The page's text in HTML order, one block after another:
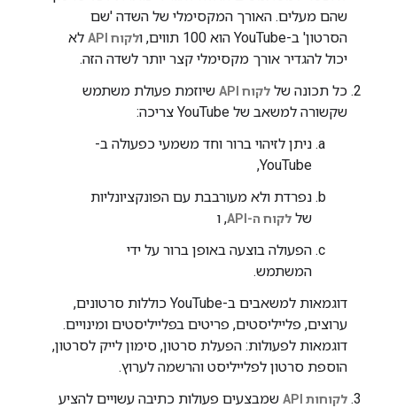
שהם מעלים. האורך המקסימלי של השדה 'שם
הסרטון' ב-YouTube הוא 100 תווים, ו
לקוח API
לא
יכול להגדיר אורך מקסימלי קצר יותר לשדה הזה.
כל תכונה של לקוח API
שיוזמת פעולת משתמש
שקשורה למשאב של YouTube צריכה:
ניתן לזיהוי ברור וחד משמעי כפעולה ב-
YouTube,
נפרדת ולא מעורבבת עם הפונקציונליות
של לקוח ה-API
, ו
הפעולה בוצעה באופן ברור על ידי
המשתמש.
דוגמאות למשאבים ב-YouTube כוללות סרטונים,
ערוצים, פלייליסטים, פריטים בפלייליסטים ומינויים.
דוגמאות לפעולות: הפעלת סרטון, סימון לייק לסרטון,
הוספת סרטון לפלייליסט והרשמה לערוץ.
לקוחות API
שמבצעים פעולות כתיבה עשויים להציע